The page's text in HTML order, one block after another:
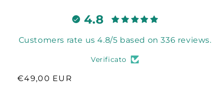
4.8
Customers rate us 4.8/5 based on 336 reviews.
Verificato
Prezzo
€49,00 EUR